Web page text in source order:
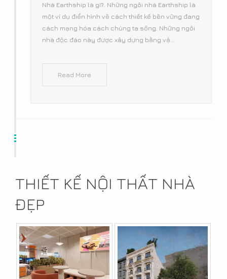
Nhà Earthship là gì?. Những ngôi nhà Earthship là
một ví dụ điển hình về cách thiết kế bền vững đang
cách mạng hóa cách chúng ta sống. Những ngôi
nhà độc đáo này được xây dựng bằng vậ...
Read More
THIẾT KẾ NỘI THẤT NHÀ
ĐẸP